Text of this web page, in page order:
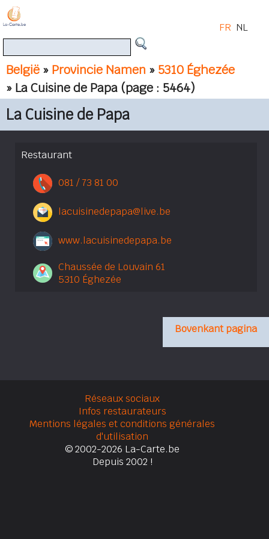
België » Provincie Namen » 5310 Éghezée
» La Cuisine de Papa (page : 5464)
FR NL
La Cuisine de Papa
Restaurant
081 / 73 81 00
lacuisinedepapa@live.be
www.lacuisinedepapa.be
Chaussée de Louvain 61
5310 Éghezée
Bovenkant pagina
Réseaux sociaux
Infos restaurateurs
Mentions légales et conditions générales
d'utilisation
© 2002-2026 La-Carte.be
Depuis 2002 !